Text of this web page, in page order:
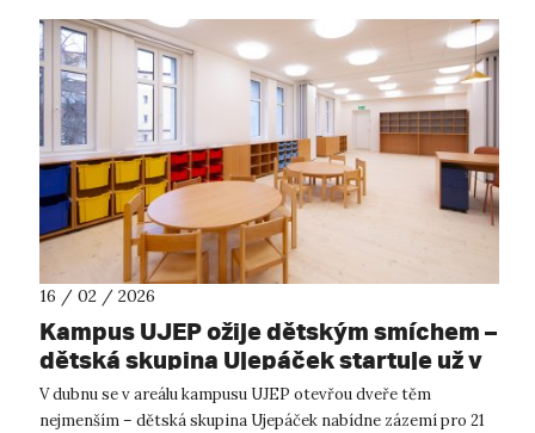
16 / 02 / 2026
Kampus UJEP ožije dětským smíchem –
dětská skupina Ujepáček startuje už v
dubnu
V dubnu se v areálu kampusu UJEP otevřou dveře těm
nejmenším – dětská skupina Ujepáček nabídne zázemí pro 21